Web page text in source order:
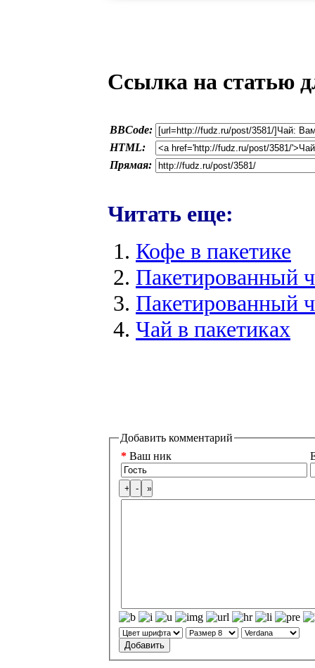
Ссылка на статью
BBCode:
HTML:
Прямая:
Читать еще:
Кофе в пакетике
Пакетированный
Пакетированный
Чай в пакетиках
Добавить комментарий
* Ваш ник